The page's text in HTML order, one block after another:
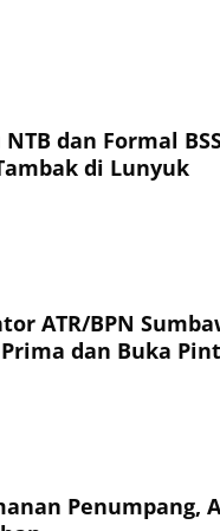
NTB dan Formal
di Lunyuk
ATR/BPN
dan Buka
Penumpang,